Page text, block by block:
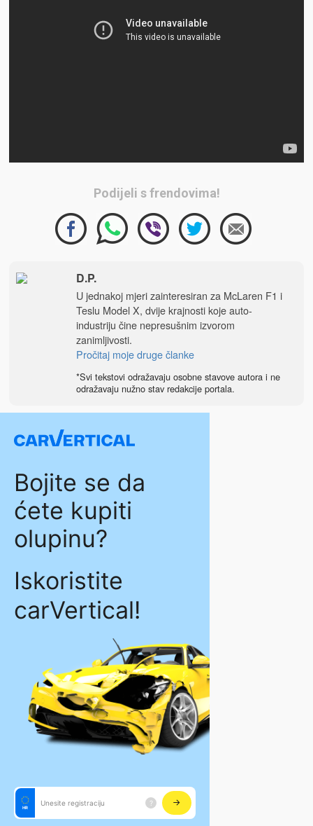
Podijeli s frendovima!
D.P.
U jednakoj mjeri zainteresiran za McLaren F1 i
Teslu Model X, dvije krajnosti koje auto-
industriju čine nepresušnim izvorom
zanimljivosti.
Pročitaj moje druge članke
*Svi tekstovi odražavaju osobne stavove autora i ne
odražavaju nužno stav redakcije portala.